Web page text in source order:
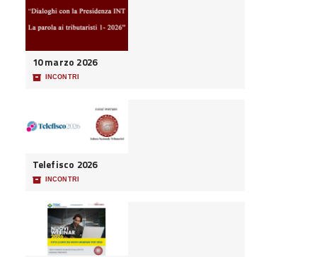
10 marzo 2026
📦 INCONTRI
Telefisco 2026
📦 INCONTRI